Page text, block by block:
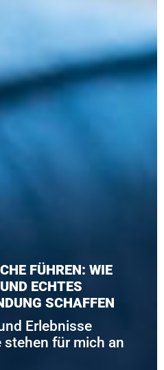
FÜHREN: WIE
ECHTES
SCHAFFEN
Erlebnisse
stehen für mich an